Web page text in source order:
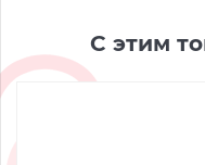
С этим